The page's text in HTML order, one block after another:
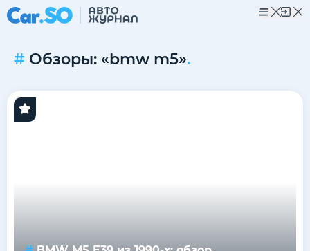
Обзоры: «bmw m5».